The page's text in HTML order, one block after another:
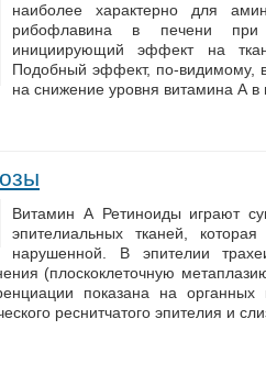
наиболее характерно для
рибофлавина в печени при
инициирующий эффект на
Подобный эффект, по-видимому,
на снижение уровня витамина А в
Витамин А Ретиноиды играют
эпителиальных тканей,
нарушенной. В эпителии
(плоскоклеточную
показана на
реснитчатого эпителия и